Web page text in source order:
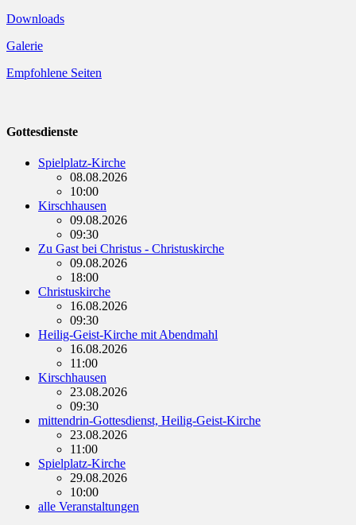
Downloads
Galerie
Empfohlene Seiten
Gottesdienste
Spielplatz-Kirche
08.08.2026
10:00
Kirschhausen
09.08.2026
09:30
Zu Gast bei Christus - Christuskirche
09.08.2026
18:00
Christuskirche
16.08.2026
09:30
Heilig-Geist-Kirche mit Abendmahl
16.08.2026
11:00
Kirschhausen
23.08.2026
09:30
mittendrin-Gottesdienst, Heilig-Geist-Kirche
23.08.2026
11:00
Spielplatz-Kirche
29.08.2026
10:00
alle Veranstaltungen